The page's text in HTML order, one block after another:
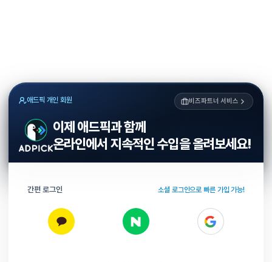
애드픽 개인 회원 비즈파트너 서비스
이제 애드픽과 함께
온라인에서 지속적인 수입을 올려보세요!
간편 로그인 소셜 로그인으로 빠른 가입 가능!